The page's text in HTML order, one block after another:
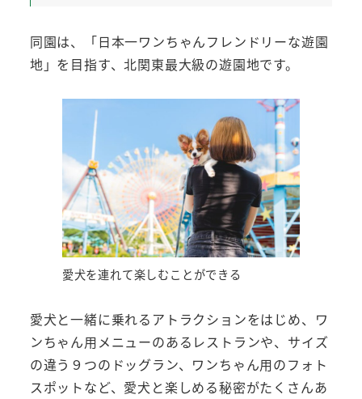
同園は、「日本一ワンちゃんフレンドリーな遊園
地」を目指す、北関東最大級の遊園地です。
愛犬を連れて楽しむことができる
愛犬と一緒に乗れるアトラクションをはじめ、ワ
ンちゃん用メニューのあるレストランや、サイズ
の違う９つのドッグラン、ワンちゃん用のフォト
スポットなど、愛犬と楽しめる秘密がたくさんあ